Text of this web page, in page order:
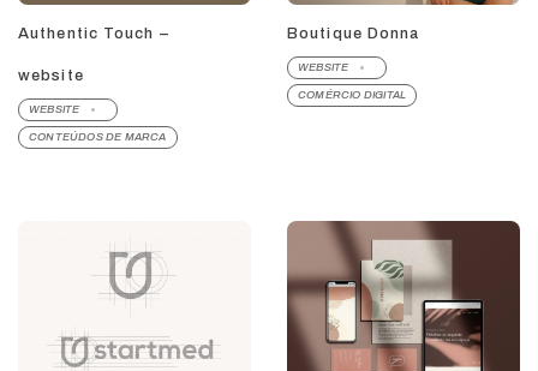
Authentic Touch –
website
WEBSITE
CONTEÚDOS DE MARCA
Boutique Donna
WEBSITE
COMÉRCIO DIGITAL